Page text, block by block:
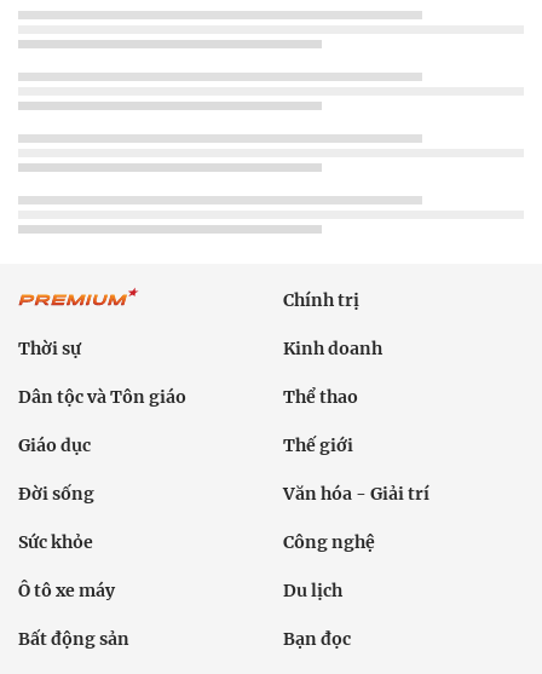
Chính trị
Thời sự Kinh doanh
Dân tộc và Tôn giáo Thể thao
Giáo dục Thế giới
Đời sống Văn hóa - Giải trí
Sức khỏe Công nghệ
Ô tô xe máy Du lịch
Bất động sản Bạn đọc